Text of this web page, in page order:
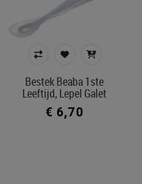
Bestek Beaba 1ste
Leeftijd, Lepel Galet
€ 6,70